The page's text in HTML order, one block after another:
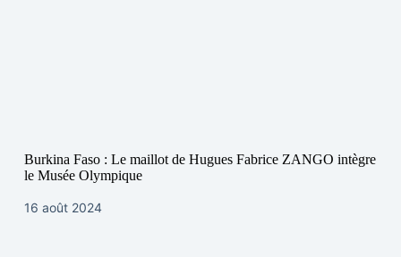
Burkina Faso : Le maillot de Hugues Fabrice ZANGO intègre
le Musée Olympique
16 août 2024